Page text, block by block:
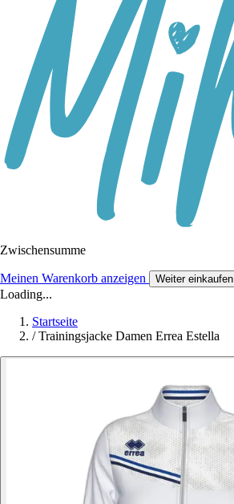
Zwischensumme
Meinen Warenkorb anzeigen Weiter einkaufen
Loading...
Startseite
/ Trainingsjacke Damen Errea Estella